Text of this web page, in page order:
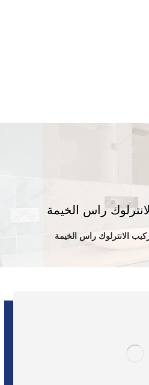
راس الخيمة
الانترلوك راس الخيمة